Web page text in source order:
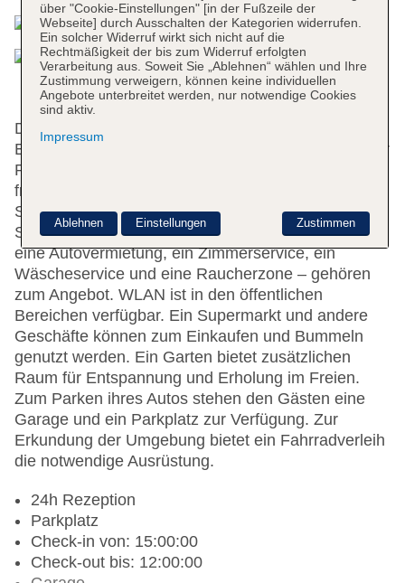
Den Gästen stehen 140 Zimmer, 10 Suiten, 28
Einzel- und 29 Doppelzimmer zur Verfügung. An der
Rezeption im Empfangsbereich steht englisch- und
französischsprachiges Personal mit Rat und Tat zur
Seite. Unterschiedliche Einrichtungen und
Serviceleistungen – ein Safe, eine Wechselstube,
eine Autovermietung, ein Zimmerservice, ein
Wäscheservice und eine Raucherzone – gehören
zum Angebot. WLAN ist in den öffentlichen
Bereichen verfügbar. Ein Supermarkt und andere
Geschäfte können zum Einkaufen und Bummeln
genutzt werden. Ein Garten bietet zusätzlichen
Raum für Entspannung und Erholung im Freien.
Zum Parken ihres Autos stehen den Gästen eine
Garage und ein Parkplatz zur Verfügung. Zur
Erkundung der Umgebung bietet ein Fahrradverleih
die notwendige Ausrüstung.
24h Rezeption
Parkplatz
Check-in von: 15:00:00
Check-out bis: 12:00:00
über "Cookie-Einstellungen" [in der Fußzeile der
Webseite] durch Ausschalten der Kategorien widerrufen.
Ein solcher Widerruf wirkt sich nicht auf die
Rechtmäßigkeit der bis zum Widerruf erfolgten
Verarbeitung aus. Soweit Sie „Ablehnen“ wählen und Ihre
Zustimmung verweigern, können keine individuellen
Angebote unterbreitet werden, nur notwendige Cookies
sind aktiv.
Impressum
Zustimmen
Ablehnen Einstellungen